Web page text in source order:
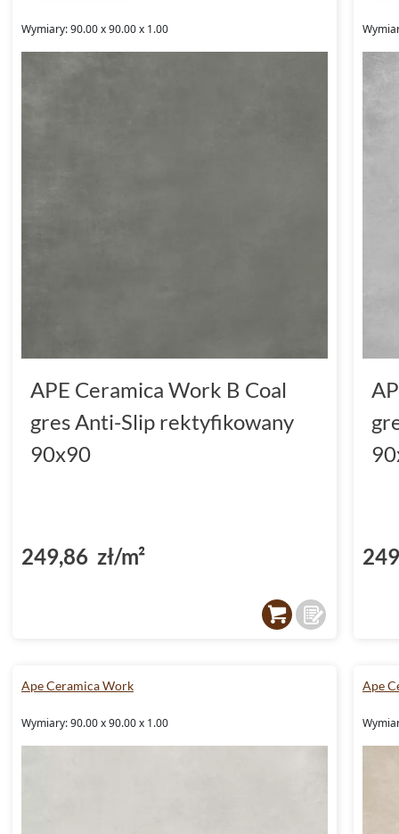
Wymiary: 90.00 x 90.00 x 1.00
APE Ceramica Work B Coal
gres Anti-Slip rektyfikowany
90x90
249,86 zł/m²
Ape Ceramica Work
Wymiary: 90.00 x 90.00 x 1.00
Ape